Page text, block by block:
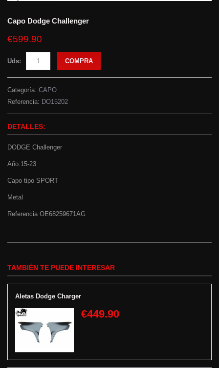
Capo Dodge Challenger
€599.90
Uds: COMPRA
Categoría: CAPO
Referencia: DO15202
DETALLES:
DODGE Challenger
Año:15-23
Capo tipo SPORT
Metal
Referencia OE68259671AG
TAMBIÉN TE PUEDE INTERESAR
Aletas Dodge Charger
€449.90